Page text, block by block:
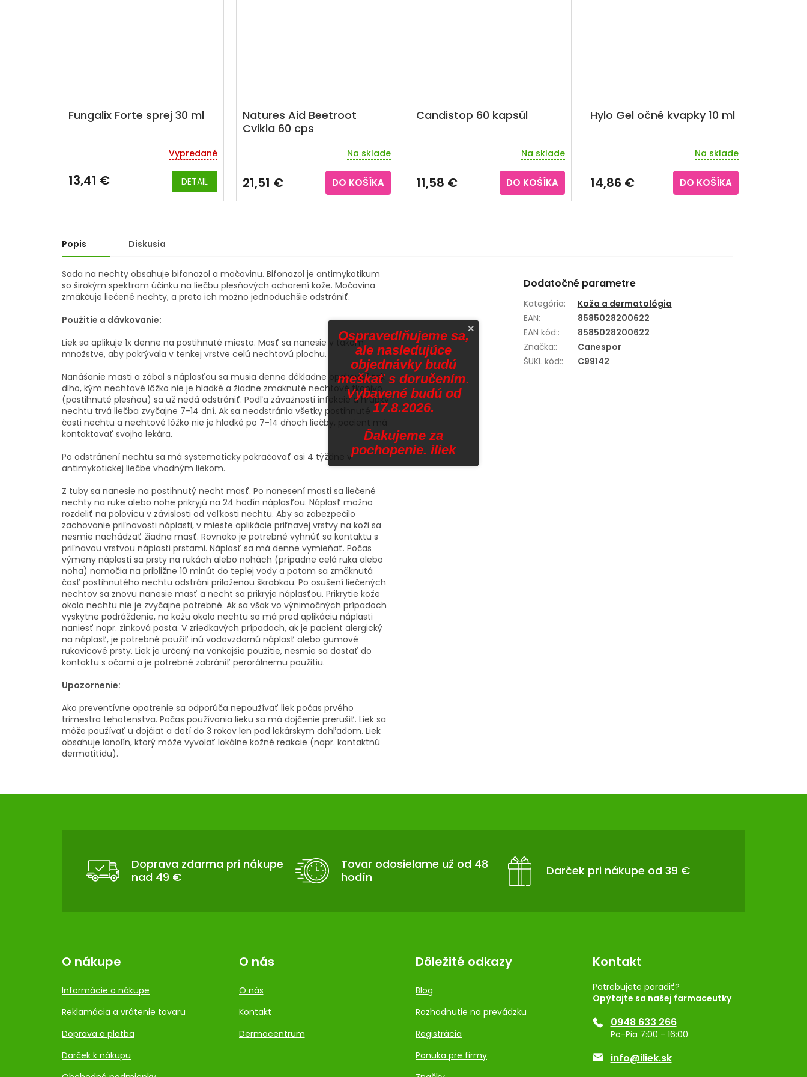
Fungalix Forte sprej 30 ml
Vypredané
13,41 € DETAIL
Natures Aid Beetroot
Cvikla 60 cps
produktu
je
5,0
Na sklade
21,51 € DO KOŠÍKA
Candistop 60 kapsúl
produktu
je
3,8
Na sklade
11,58 € DO KOŠÍKA
Hylo Gel očné kvapky 10 ml
Na sklade
14,86 € DO KOŠÍKA
Popis Diskusia
Sada na nechty obsahuje bifonazol a močovinu. Bifonazol je antimykotikum
so širokým spektrom účinku na liečbu plesňových ochorení kože. Močovina
zmäkčuje liečené nechty, a preto ich možno jednoduchšie odstrániť.
Použitie a dávkovanie:
Liek sa aplikuje 1x denne na postihnuté miesto. Masť sa nanesie v takom
množstve, aby pokrývala v tenkej vrstve celú nechtovú plochu.
Nanášanie masti a zábal s náplasťou sa musia denne dôkladne opakovať tak
dlho, kým nechtové lôžko nie je hladké a žiadne zmäknuté nechtové tkanivo
(postihnuté plesňou) sa už nedá odstrániť. Podľa závažnosti infekcie a hrúbky
nechtu trvá liečba zvyčajne 7-14 dní. Ak sa neodstránia všetky postihnuté
časti nechtu a nechtové lôžko nie je hladké po 7-14 dňoch liečby, pacient má
kontaktovať svojho lekára.
Po odstránení nechtu sa má systematicky pokračovať asi 4 týždne v
antimykotickej liečbe vhodným liekom.
Z tuby sa nanesie na postihnutý necht masť. Po nanesení masti sa liečené
nechty na ruke alebo nohe prikryjú na 24 hodín náplasťou. Náplasť možno
rozdeliť na polovicu v závislosti od veľkosti nechtu. Aby sa zabezpečilo
zachovanie priľnavosti náplasti, v mieste aplikácie priľnavej vrstvy na koži sa
nesmie nachádzať žiadna masť. Rovnako je potrebné vyhnúť sa kontaktu s
priľnavou vrstvou náplasti prstami. Náplasť sa má denne vymieňať. Počas
výmeny náplasti sa prsty na rukách alebo nohách (prípadne celá ruka alebo
noha) namočia na približne 10 minút do teplej vody a potom sa zmäknutá
časť postihnutého nechtu odstráni priloženou škrabkou. Po osušení liečených
nechtov sa znovu nanesie masť a necht sa prikryje náplasťou. Prikrytie kože
okolo nechtu nie je zvyčajne potrebné. Ak sa však vo výnimočných prípadoch
vyskytne podráždenie, na kožu okolo nechtu sa má pred aplikáciu náplasti
naniesť napr. zinková pasta. V zriedkavých prípadoch, ak je pacient alergický
na náplasť, je potrebné použiť inú vodovzdornú náplasť alebo gumové
rukavicové prsty. Liek je určený na vonkajšie použitie, nesmie sa dostať do
kontaktu s očami a je potrebné zabrániť perorálnemu použitiu.
Upozornenie:
Ako preventívne opatrenie sa odporúča nepoužívať liek počas prvého
trimestra tehotenstva. Počas používania lieku sa má dojčenie prerušiť. Liek sa
môže používať u dojčiat a detí do 3 rokov len pod lekárskym dohľadom. Liek
obsahuje lanolín, ktorý môže vyvolať lokálne kožné reakcie (napr. kontaktnú
dermatitídu).
Dodatočné parametre
Kategória:
Koža a dermatológia
EAN:
8585028200622
EAN kód::
8585028200622
Značka::
Canespor
ŠUKL kód:: C99142
Doprava zdarma pri nákupe
nad 49 €
Tovar odosielame už od 48
hodín
Darček pri nákupe od 39 €
O nákupe
Informácie o nákupe
Reklamácia a vrátenie tovaru
Doprava a platba
Darček k nákupu
O nás
O nás
Kontakt
Dermocentrum
Dôležité odkazy
Blog
Rozhodnutie na prevádzku
Registrácia
Ponuka pre firmy
Kontakt
Potrebujete poradiť?
Opýtajte sa našej farmaceutky
0948 633 266
Po-Pia 7:00 - 16:00
info@iliek.sk
×
Ospravedlňujeme sa,
ale nasledujúce
objednávky budú
meškať s doručením.
Vybavené budú od
17.8.2026.
Ďakujeme za
pochopenie. iliek